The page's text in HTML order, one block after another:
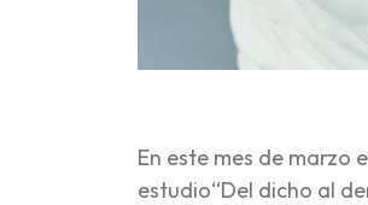
En este mes de marzo
estudio“Del dicho al